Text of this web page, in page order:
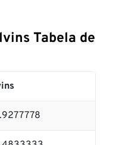
Tabela de